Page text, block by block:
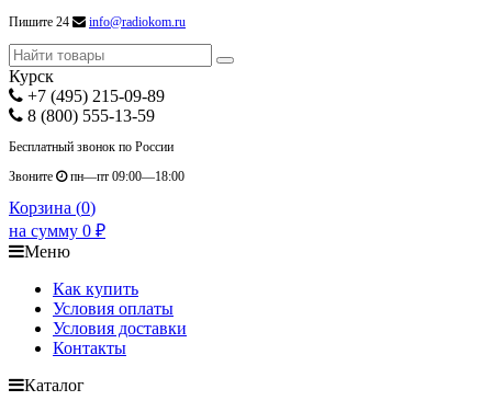
Пишите 24 info@radiokom.ru
Курск
+7 (495) 215-09-89
8 (800) 555-13-59
Бесплатный звонок по России
Звоните
пн—пт 09:00—18:00
Корзина (0)
на сумму 0 ₽
Меню
Как купить
Условия оплаты
Условия доставки
Контакты
Каталог